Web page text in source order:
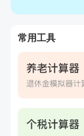
刚刚
常用工具